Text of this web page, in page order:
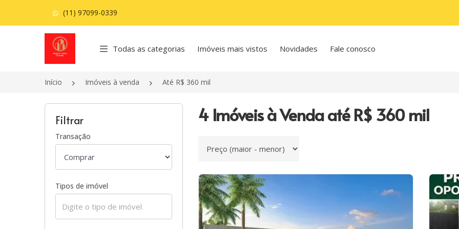
(11) 97099-0339
Página inicial
Todas as categorias Imóveis mais vistos Novidades Fale conosco
Início Imóveis à venda Até R$ 360 mil
Filtrar
Transação
Tipos de imóvel
4 Imóveis à Venda até R$ 360 mil
Ordenar por